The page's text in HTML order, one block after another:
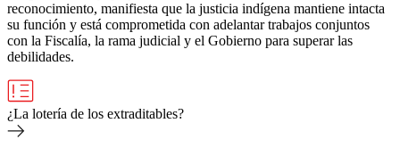
reconocimiento, manifiesta que la justicia indígena mantiene intacta
su función y está comprometida con adelantar trabajos conjuntos
con la Fiscalía, la rama judicial y el Gobierno para superar las
debilidades.
¿La lotería de los extraditables?